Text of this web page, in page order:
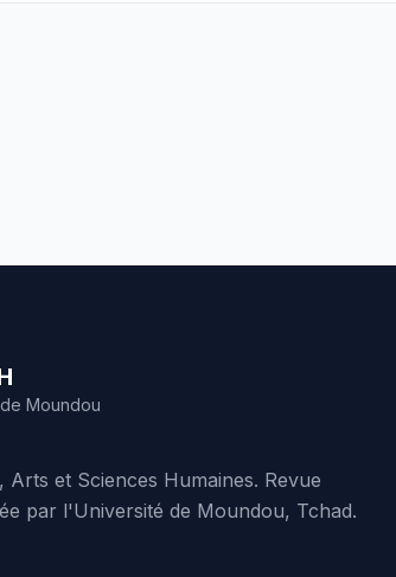
Moundou
et Sciences Humaines. Revue
par l'Université de Moundou, Tchad.